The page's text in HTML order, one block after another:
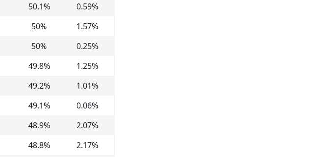
50.1% 0.59%
50% 1.57%
50% 0.25%
49.8% 1.25%
49.2% 1.01%
49.1% 0.06%
48.9% 2.07%
48.8% 2.17%